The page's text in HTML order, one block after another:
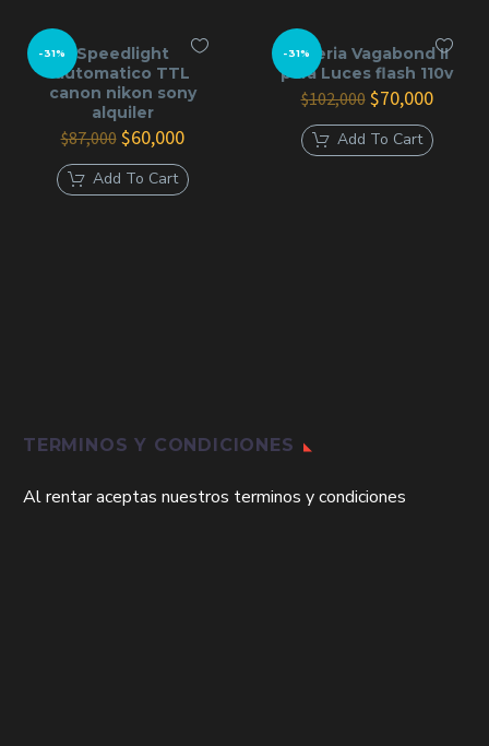
-31%
Speedlight
automatico TTL
canon nikon sony
alquiler
$87,000 El
precio
original
era:
$60,000El
actual
es:
Add To Cart
-31%
Bateria Vagabond II
para Luces flash 110v
$102,000 El
precio
original
era:
$70,000El
actual
es:
Add To Cart
TERMINOS Y CONDICIONES
Al rentar aceptas nuestros terminos y condiciones